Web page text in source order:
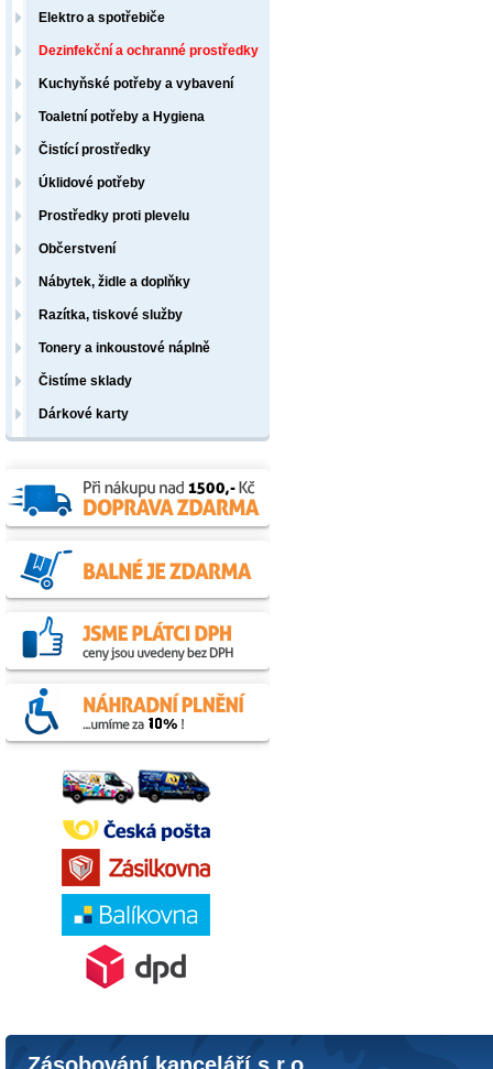
Elektro a spotřebiče
Dezinfekční a ochranné prostředky
Kuchyňské potřeby a vybavení
Toaletní potřeby a Hygiena
Čistící prostředky
Úklidové potřeby
Prostředky proti plevelu
Občerstvení
Nábytek, židle a doplňky
Razítka, tiskové služby
Tonery a inkoustové náplně
Čistíme sklady
Dárkové karty